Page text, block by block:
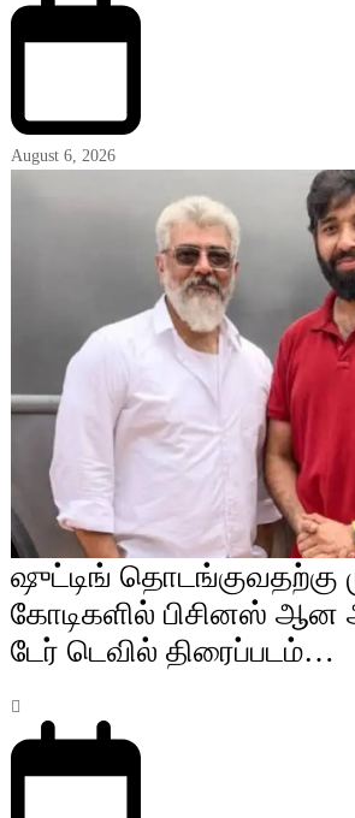
August 6, 2026
ஷுட்டிங் தொடங்குவதற்கு
கோடிகளில் பிசினஸ் ஆன
டேர் டெவில் திரைப்படம்…